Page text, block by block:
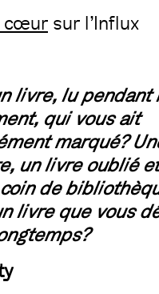
cœur sur l’Influx
livre, lu pendant
qui vous ait
marqué?
un livre oublié
de
livre que vous